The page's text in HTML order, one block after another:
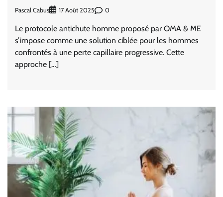
Pascal Cabus 17 Août 2025 0
Le protocole antichute homme proposé par OMA & ME
s’impose comme une solution ciblée pour les hommes
confrontés à une perte capillaire progressive. Cette
approche […]